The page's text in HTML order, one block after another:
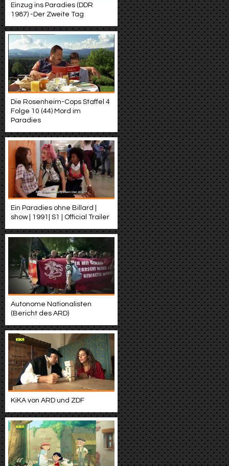
Einzug ins Paradies (DDR
1987) -Der Zweite Tag
Die Rosenheim-Cops Staffel 4
Folge 10 (44) Mord im
Paradies
Ein Paradies ohne Billard |
show | 1991| S1 | Official Trailer
Autonome Nationalisten
(Bericht des ARD)
KiKA von ARD und ZDF